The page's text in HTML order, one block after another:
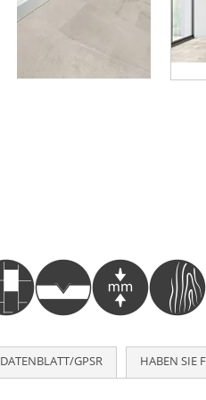
DATENBLATT/GPSR HABEN SIE